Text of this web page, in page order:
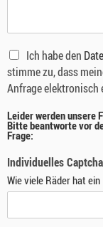
Ich habe den
stimme zu, dass
Anfrage elektronisch
Leider werden unsere
Bitte beantworte vor
Frage:
Individuelles Captcha
Wie viele Räder hat